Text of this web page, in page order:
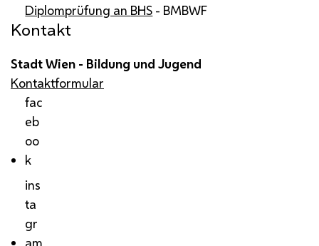
Diplomprüfung an BHS - BMBWF
Kontakt
Stadt Wien - Bildung und Jugend
Kontaktformular
fac
eb
oo
k
ins
ta
gr
am